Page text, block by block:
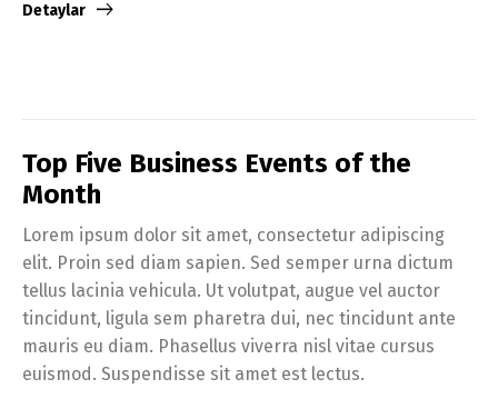
Detaylar
Top Five Business Events of the
Month
Lorem ipsum dolor sit amet, consectetur adipiscing
elit. Proin sed diam sapien. Sed semper urna dictum
tellus lacinia vehicula. Ut volutpat, augue vel auctor
tincidunt, ligula sem pharetra dui, nec tincidunt ante
mauris eu diam. Phasellus viverra nisl vitae cursus
euismod. Suspendisse sit amet est lectus.